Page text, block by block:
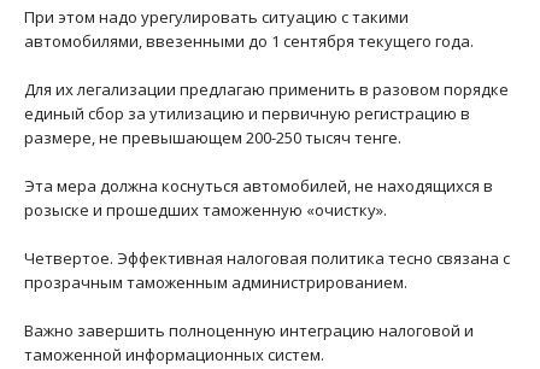
При этом надо урегулировать ситуацию с такими
автомобилями, ввезенными до 1 сентября текущего года.
Для их легализации предлагаю применить в разовом порядке
единый сбор за утилизацию и первичную регистрацию в
размере, не превышающем 200-250 тысяч тенге.
Эта мера должна коснуться автомобилей, не находящихся в
розыске и прошедших таможенную «очистку».
Четвертое. Эффективная налоговая политика тесно связана с
прозрачным таможенным администрированием.
Важно завершить полноценную интеграцию налоговой и
таможенной информационных систем.